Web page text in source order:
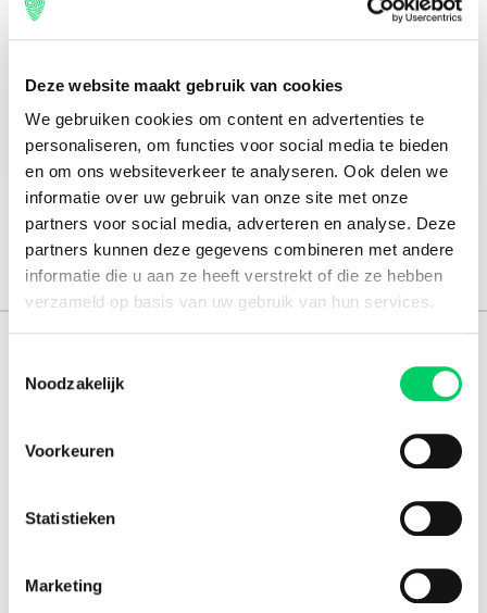
Deze website maakt gebruik van cookies
We gebruiken cookies om content en advertenties te
personaliseren, om functies voor social media te bieden
en om ons websiteverkeer te analyseren. Ook delen we
informatie over uw gebruik van onze site met onze
partners voor social media, adverteren en analyse. Deze
partners kunnen deze gegevens combineren met andere
informatie die u aan ze heeft verstrekt of die ze hebben
verzameld op basis van uw gebruik van hun services.
Noodzakelijk
Voorkeuren
Statistieken
Marketing
Check-out
24 juli 2023
8,8 uit onze